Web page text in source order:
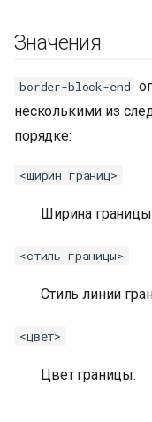
Значения
border-block-end
несколькими из
порядке:
<ширин границ>
Ширина
<стиль границы>
Стиль линии
<цвет>
Цвет границы.